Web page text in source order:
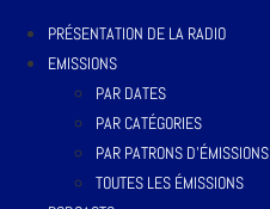
PRÉSENTATION DE LA RADIO
EMISSIONS
PAR DATES
PAR CATÉGORIES
PAR PATRONS D’ÉMISSIONS
TOUTES LES ÉMISSIONS